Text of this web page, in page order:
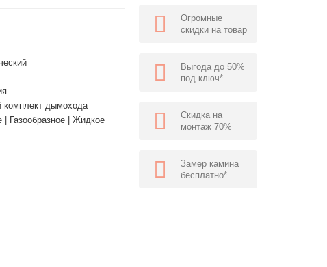
комплект дымохода
| Газообразное | Жидкое
Огромные
скидки на товар
Выгода до 50%
под ключ*
Скидка на
монтаж 70%
Замер камина
бесплатно*